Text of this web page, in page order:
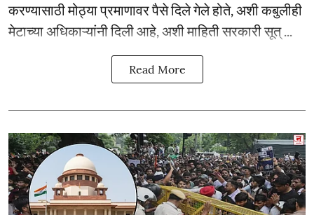
करण्यासाठी मोठ्या प्रमाणावर पैसे दिले गेले होते, अशी कबुलीही
मेटाच्या अधिकाऱ्यांनी दिली आहे, अशी माहिती सरकारी सूत् ...
Read More